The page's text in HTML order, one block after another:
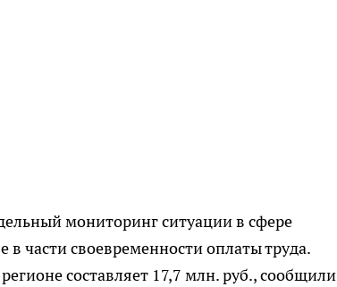
мониторинг ситуации в сфере
в части своевременности оплаты труда.
составляет 17,7 млн. руб., сообщили